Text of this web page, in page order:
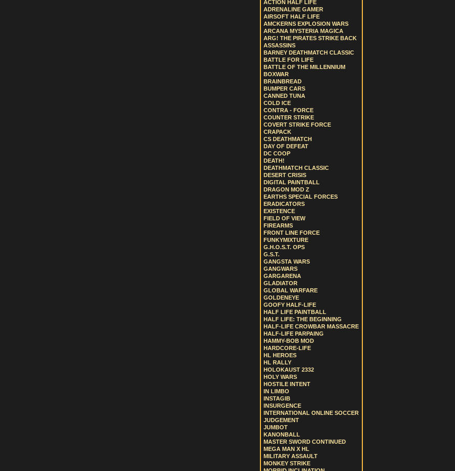
ACTION HALF LIFE
ADRENALINE GAMER
AIRSOFT HALF LIFE
AMCKERNS EXPLOSION WARS
ARCANA MYSTERIA MAGICA
ARG! THE PIRATES STRIKE BACK
ASSASSINS
BARNEY DEATHMATCH CLASSIC
BATTLE FOR LIFE
BATTLE OF THE MILLENNIUM
BOXWAR
BRAINBREAD
BUMPER CARS
CANNED TUNA
COLD ICE
CONTRA - FORCE
COUNTER STRIKE
COVERT STRIKE FORCE
CRAPACK
CS DEATHMATCH
DAY OF DEFEAT
DC COOP
DEATH!
DEATHMATCH CLASSIC
DESERT CRISIS
DIGITAL PAINTBALL
DRAGON MOD Z
EARTHS SPECIAL FORCES
ERADICATORS
EXISTENCE
FIELD OF VIEW
FIREARMS
FRONT LINE FORCE
FUNKYMIXTURE
G.H.O.S.T. OPS
G.S.T.
GANGSTA WARS
GANGWARS
GARGARENA
GLADIATOR
GLOBAL WARFARE
GOLDENEYE
GOOFY HALF-LIFE
HALF LIFE PAINTBALL
HALF LIFE: THE BEGINNING
HALF-LIFE CROWBAR MASSACRE
HALF-LIFE PARPAING
HAMMY-BOB MOD
HARDCORE-LIFE
HL HEROES
HL RALLY
HOLOKAUST 2332
HOLY WARS
HOSTILE INTENT
IN LIMBO
INSTAGIB
INSURGENCE
INTERNATIONAL ONLINE SOCCER
JUDGEMENT
JUMBOT
KANONBALL
MASTER SWORD CONTINUED
MEGA MAN X HL
MILITARY ASSAULT
MONKEY STRIKE